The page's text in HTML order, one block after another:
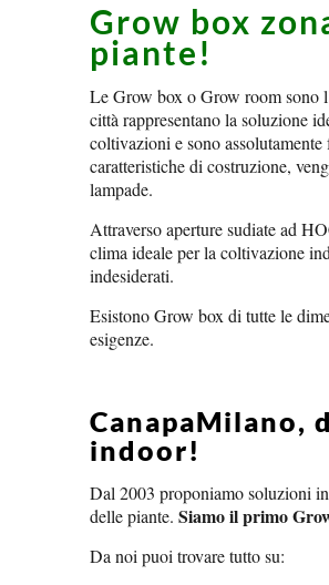
Grow box
piante!
Le Grow box o Grow room sono
città rappresentano la soluzione
coltivazioni e sono
caratteristiche di costruzione,
lampade.
Attraverso aperture sudiate ad
clima ideale per la coltivazione
indesiderati.
Esistono Grow box di tutte le
esigenze.
CanapaMilano,
indoor!
Dal 2003 proponiamo soluzioni
delle piante.Siamo il primo
Da noi puoi trovare tutto su: